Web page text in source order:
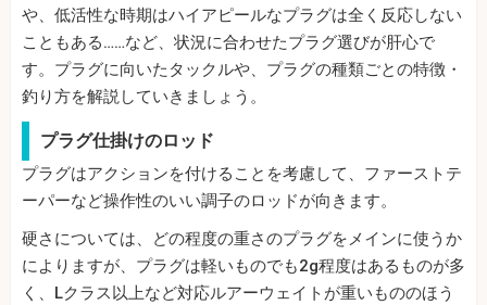
や、低活性な時期はハイアピールなプラグは全く反応しない
こともある……など、状況に合わせたプラグ選びが肝心で
す。プラグに向いたタックルや、プラグの種類ごとの特徴・
釣り方を解説していきましょう。
プラグ仕掛けのロッド
プラグはアクションを付けることを考慮して、ファーストテ
ーパーなど操作性のいい調子のロッドが向きます。
硬さについては、どの程度の重さのプラグをメインに使うか
によりますが、プラグは軽いものでも2g程度はあるものが多
く、Lクラス以上など対応ルアーウェイトが重いもののほう